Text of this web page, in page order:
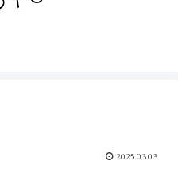
2025.03.03